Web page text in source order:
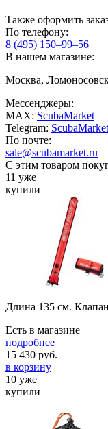
Также оформить
По телефону:
8 (495) 150–99–56
В нашем магазине:
Москва,
Мессенджеры:
MAX: ScubaMarket
Telegram: ScubaMarket
По почте:
sale@scubamarket.ru
С этим товаром
11 уже
купили
Длина 135 см.
Есть в магазине
подробнее
15 430 руб.
в корзину
10 уже
купили